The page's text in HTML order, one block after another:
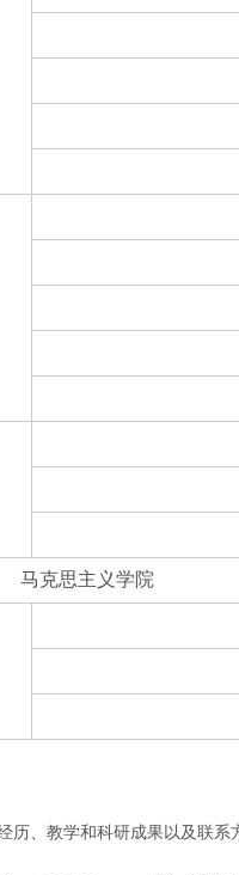
马克思主义学院
历、教学和科研成果以及联